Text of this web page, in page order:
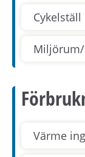
Cykelställ
Värme